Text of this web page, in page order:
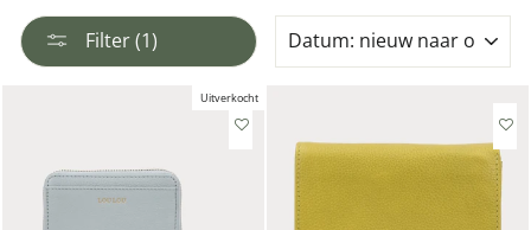
Filter (1)
Uitverkocht